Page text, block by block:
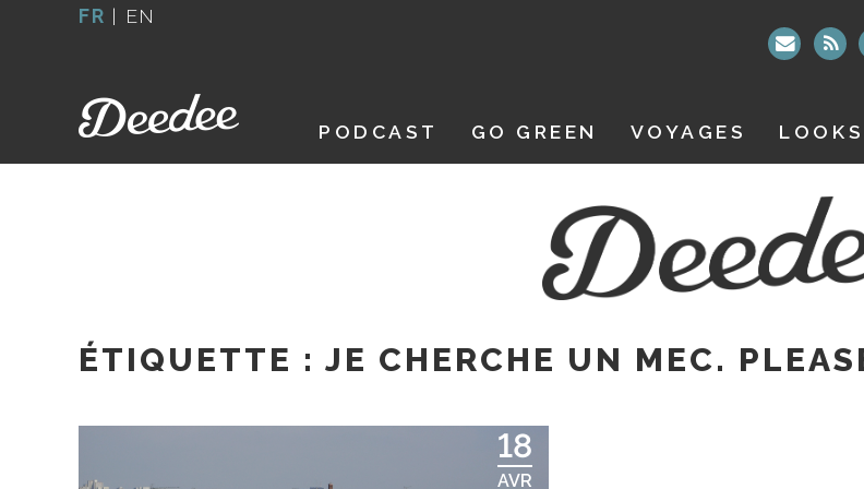
FR | EN
PODCAST GO GREEN VOYAGES LOOKS
ÉTIQUETTE : JE CHERCHE UN MEC.
18
AVR